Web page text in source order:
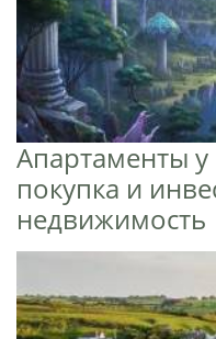
Апартаменты
покупка и
недвижимость